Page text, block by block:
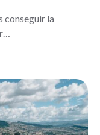
conseguir la